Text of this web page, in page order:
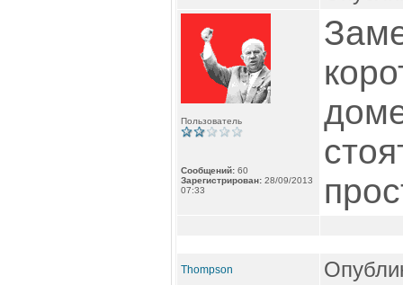
Пользователь
Сообщений: 60
Зарегистрирован: 28/09/2013
07:33
Thompson